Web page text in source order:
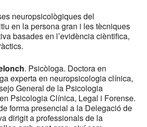
neuropsicològiques del
en la persona gran i les tècniques
basades en l’evidència cièntifica,
. Psicòloga. Doctora en
experta en neuropsicologia clínica,
General de la Psicologia
Psicologia Clínica, Legal i Forense.
forma presencial a la Delegació de
dirigit a professionals de la